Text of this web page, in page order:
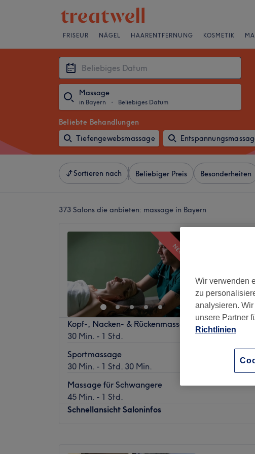
FRISEUR NÄGEL HAARENTFERNUNG KOSMETIK
Massage
in Bayern ・ Beliebiges Datum
Beliebte Behandlungen
Tiefengewebsmassage
Sortieren nach Beliebiger Preis Besonderheiten
373 Salons die anbieten: massage in Bayern
NEU
Kopf-, Nacken- & Rückenmassage
30 Min. - 1 Std.
Sportmassage
30 Min. - 1 Std. 30 Min.
Massage für Schwangere
45 Min. - 1 Std.
Schnellansicht Saloninfos
Wir verwenden
zu
analysieren.
unsere Partner
Richtlinien